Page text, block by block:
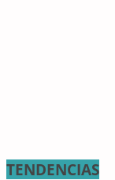
TENDENCIAS